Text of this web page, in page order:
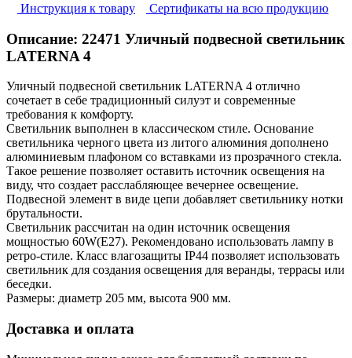
Инструкция к товару
Сертификаты на всю продукцию
Описание: 22471 Уличный подвесной светильник
LATERNA 4
Уличный подвесной светильник LATERNA 4 отлично
сочетает в себе традиционный силуэт и современные
требования к комфорту.
Светильник выполнен в классическом стиле. Основание
светильника черного цвета из литого алюминия дополнено
алюминиевым плафоном со вставками из прозрачного стекла.
Такое решение позволяет оставить источник освещения на
виду, что создает расслабляющее вечернее освещение.
Подвесной элемент в виде цепи добавляет светильнику нотки
брутальности.
Светильник рассчитан на один источник освещения
мощностью 60W(E27). Рекомендовано использовать лампу в
ретро-стиле. Класс влагозащиты IP44 позволяет использовать
светильник для создания освещения для веранды, террасы или
беседки.
Размеры: диаметр 205 мм, высота 900 мм.
Доставка и оплата